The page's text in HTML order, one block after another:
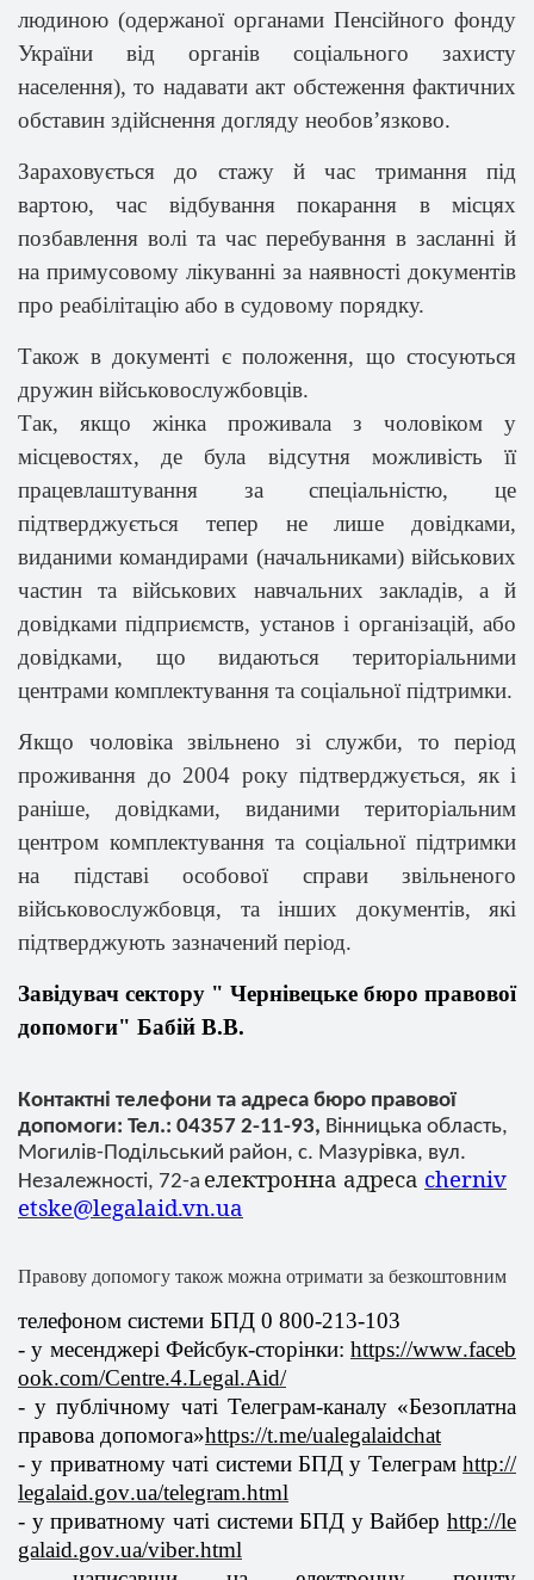
людиною (одержаної органами Пенсійного фонду
України від органів соціального захисту
населення), то надавати акт обстеження фактичних
обставин здійснення догляду необов’язково.
Зараховується до стажу й час тримання під
вартою, час відбування покарання в місцях
позбавлення волі та час перебування в засланні й
на примусовому лікуванні за наявності документів
про реабілітацію або в судовому порядку.
Також в документі є положення, що стосуються
дружин військовослужбовців.
Так, якщо жінка проживала з чоловіком у
місцевостях, де була відсутня можливість її
працевлаштування за спеціальністю, це
підтверджується тепер не лише довідками,
виданими командирами (начальниками) військових
частин та військових навчальних закладів, а й
довідками підприємств, установ і організацій, або
довідками, що видаються територіальними
центрами комплектування та соціальної підтримки.
Якщо чоловіка звільнено зі служби, то період
проживання до 2004 року підтверджується, як і
раніше, довідками, виданими територіальним
центром комплектування та соціальної підтримки
на підставі особової справи звільненого
військовослужбовця, та інших документів, які
підтверджують зазначений період.
Завідувач сектору " Чернівецьке бюро правової
допомоги" Бабій В.В.
Контактні телефони та адреса бюро правової
допомоги: Тел.: 04357 2-11-93, Вінницька область,
Могилів-Подільський район, с. Мазурівка, вул.
Незалежності, 72-а електронна адреса cherniv
etske@legalaid.vn.ua
Правову допомогу також можна отримати за безкоштовним
телефоном системи БПД 0 800-213-103
- у месенджері Фейсбук-сторінки: https://www.faceb
ook.com/Centre.4.Legal.Aid/
- у публічному чаті Телеграм-каналу «Безоплатна
правова допомога»https://t.me/ualegalaidchat
- у приватному чаті системи БПД у Телеграм http://
legalaid.gov.ua/telegram.html
- у приватному чаті системи БПД у Вайбер http://le
galaid.gov.ua/viber.html